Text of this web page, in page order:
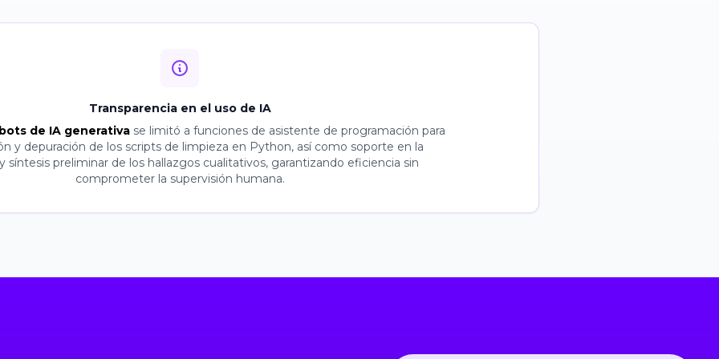
Transparencia en el uso de IA
de IA generativa se limitó a funciones de asistente de programación para
y depuración de los scripts de limpieza en Python, así como soporte en la
síntesis preliminar de los hallazgos cualitativos, garantizando eficiencia sin
comprometer la supervisión humana.